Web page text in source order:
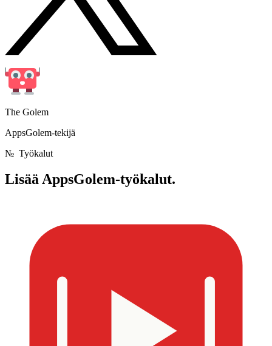
The Golem
AppsGolem-tekijä
№ Työkalut
LisääAppsGolem-työkalut.